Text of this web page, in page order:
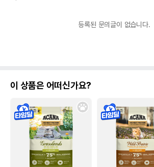
등록된 문의글이 없습니다.
이 상품은 어떠신가요?